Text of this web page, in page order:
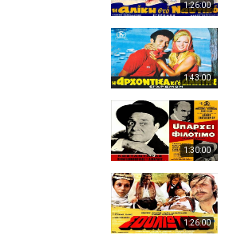
1:26:00
1:43:00
1:30:00
1:26:00